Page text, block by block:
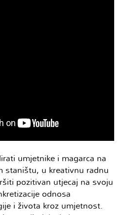
umjetnike i magarca na
staništu, u kreativnu radnu
pozitivan utjecaj na svoju
odnosa
i života kroz umjetnost.